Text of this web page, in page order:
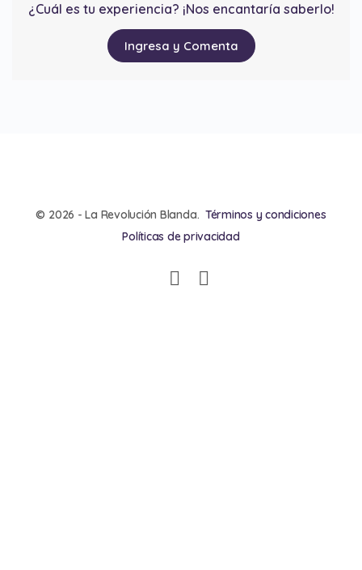
¿Cuál es tu experiencia? ¡Nos encantaría saberlo!
Ingresa y Comenta
© 2026 - La Revolución Blanda. Términos y condiciones
Políticas de privacidad